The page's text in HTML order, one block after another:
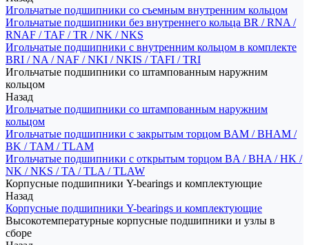
Игольчатые подшипники со съемным внутренним кольцом
Игольчатые подшипники без внутреннего кольца BR / RNA /
RNAF / TAF / TR / NK / NKS
Игольчатые подшипники с внутренним кольцом в комплекте
BRI / NA / NAF / NKI / NKIS / TAFI / TRI
Игольчатые подшипники со штампованным наружним
кольцом
Назад
Игольчатые подшипники со штампованным наружним
кольцом
Игольчатые подшипники с закрытым торцом BAM / BHAM /
BK / TAM / TLAM
Игольчатые подшипники с открытым торцом BA / BHA / HK /
NK / NKS / TA / TLA / TLAW
Корпусные подшипники Y-bearings и комплектующие
Назад
Корпусные подшипники Y-bearings и комплектующие
Высокотемпературные корпусные подшипники и узлы в
сборе